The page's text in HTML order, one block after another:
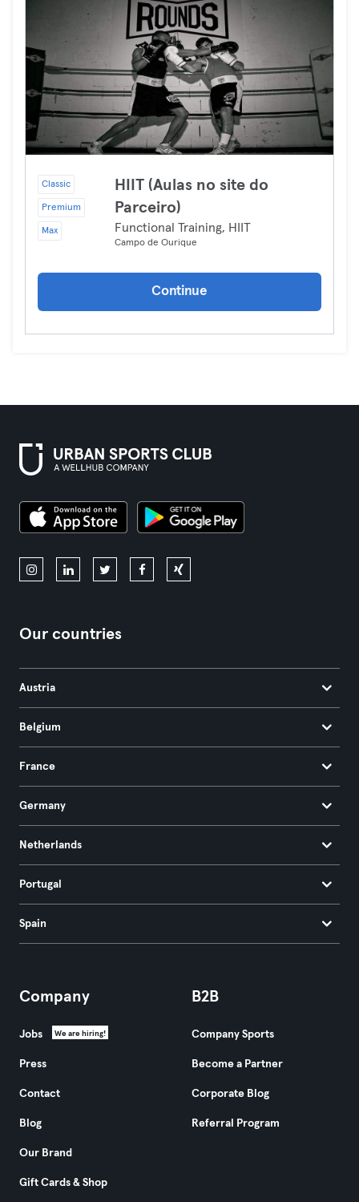
Classic
Premium
Max
HIIT (Aulas no site do
Parceiro)
Functional Training, HIIT
Campo de Ourique
Continue
Our countries
Austria
Belgium
France
Germany
Netherlands
Portugal
Spain
Company
Jobs We are hiring!
Press
Contact
Blog
Our Brand
Gift Cards & Shop
B2B
Company Sports
Become a Partner
Corporate Blog
Referral Program